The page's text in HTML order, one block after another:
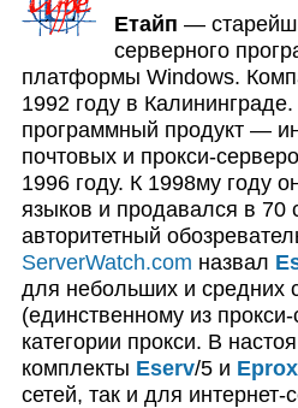
Етайп —
серверного
платформы Windows.
1992 году в
программный продукт —
почтовых и прокси-
1996 году. К 1998му году
языков и продавался в 70
авторитетный
ServerWatch.com назвал
для небольших и средних
(единственному из
категории прокси. В
комплекты Eserv/5 и
сетей, так и для интернет-